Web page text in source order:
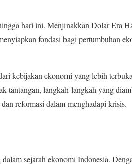
hari ini. Menjinakkan Dolar Era
fondasi bagi pertumbuhan
kebijakan ekonomi yang lebih
tantangan, langkah-langkah yang
reformasi dalam menghadapi krisis.
sejarah ekonomi Indonesia.